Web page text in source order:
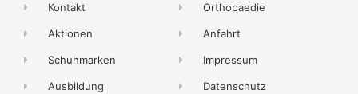
Kontakt
Aktionen
Schuhmarken
Ausbildung
Orthopaedie
Anfahrt
Impressum
Datenschutz